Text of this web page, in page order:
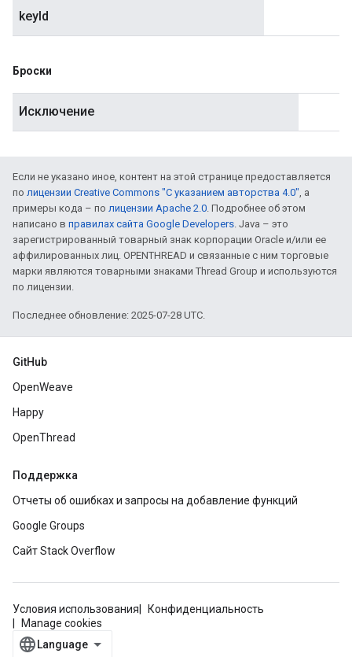
keyId
Броски
Исключение
Если не указано иное, контент на этой странице предоставляется
по лицензии Creative Commons "С указанием авторства 4.0", а
примеры кода – по лицензии Apache 2.0. Подробнее об этом
написано в правилах сайта Google Developers. Java – это
зарегистрированный товарный знак корпорации Oracle и/или ее
аффилированных лиц. OPENTHREAD и связанные с ним торговые
марки являются товарными знаками Thread Group и используются
по лицензии.
Последнее обновление: 2025-07-28 UTC.
GitHub
OpenWeave
Happy
OpenThread
Поддержка
Отчеты об ошибках и запросы на добавление функций
Google Groups
Сайт Stack Overflow
Условия использования
Конфиденциальность
Manage cookies